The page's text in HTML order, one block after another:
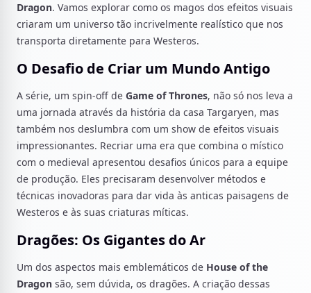
Dragon. Vamos explorar como os magos dos efeitos visuais
criaram um universo tão incrivelmente realístico que nos
transporta diretamente para Westeros.
O Desafio de Criar um Mundo Antigo
A série, um spin-off de Game of Thrones, não só nos leva a
uma jornada através da história da casa Targaryen, mas
também nos deslumbra com um show de efeitos visuais
impressionantes. Recriar uma era que combina o místico
com o medieval apresentou desafios únicos para a equipe
de produção. Eles precisaram desenvolver métodos e
técnicas inovadoras para dar vida às anticas paisagens de
Westeros e às suas criaturas míticas.
Dragões: Os Gigantes do Ar
Um dos aspectos mais emblemáticos de House of the
Dragon são, sem dúvida, os dragões. A criação dessas